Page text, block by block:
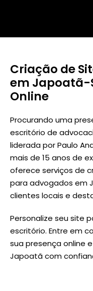
Criação de
em Japoatã-
Online
Procurando uma
escritório de
liderada porPaulo
mais de 15 anos de
oferece serviços de
para advogados em
clientes locais e
Personalize seu site
escritório. Entre em
sua presença online
Japoatã com